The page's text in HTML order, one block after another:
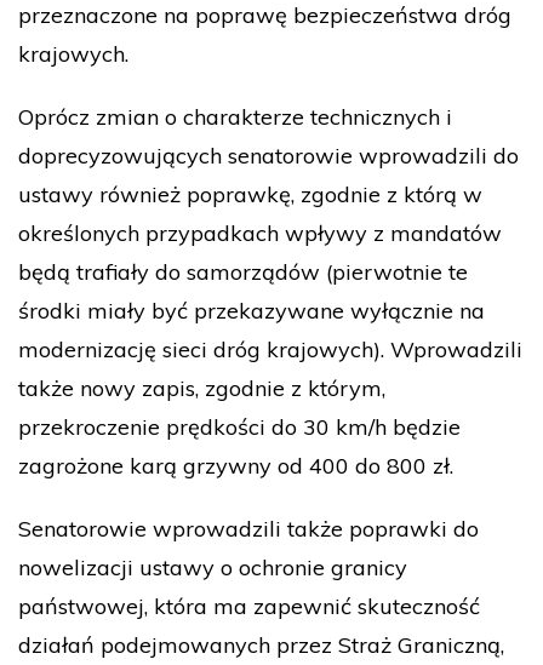
przeznaczone na poprawę bezpieczeństwa dróg
krajowych.
Oprócz zmian o charakterze technicznych i
doprecyzowujących senatorowie wprowadzili do
ustawy również poprawkę, zgodnie z którą w
określonych przypadkach wpływy z mandatów
będą trafiały do samorządów (pierwotnie te
środki miały być przekazywane wyłącznie na
modernizację sieci dróg krajowych). Wprowadzili
także nowy zapis, zgodnie z którym,
przekroczenie prędkości do 30 km/h będzie
zagrożone karą grzywny od 400 do 800 zł.
Senatorowie wprowadzili także poprawki do
nowelizacji ustawy o ochronie granicy
państwowej, która ma zapewnić skuteczność
działań podejmowanych przez Straż Graniczną,